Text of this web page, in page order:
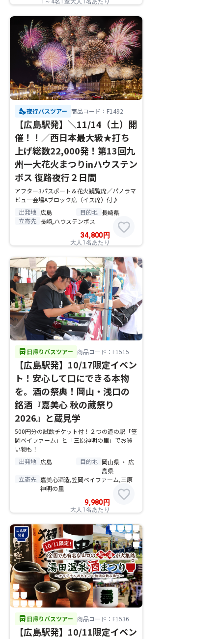
1～4名1室大人1名あたり
nights_stay夜行バスツアー 商品コード：F1492
【広島駅発】＼11/14（土）開
催！！／西日本最大級★打ち
上げ総数22,000発！第13回九
州一大花火まつりinハウステン
ボス 復路夜行２日間
アフター3パスポート＆花火観覧席／パノラマ
ビュー会場Aブロック席（イス席）付♪
出発地 広島 目的地 長崎県
立寄先 長崎,ハウステンボス
34,800 円
大人1名あたり
favorite
directions_bus 日帰りバスツアー 商品コード：F1515
【広島駅発】10/17限定イベン
ト！安心して口にできる本物
を。酒の祭典！岡山・浅口の
銘酒『嘉美心 秋の蔵祭り
2026』と蔵見学
500円分の試飲チケット付！２つの道の駅「笠
岡ベイファーム」と「三原神明の里」でお買
い物も！
出発地 広島 目的地 岡山県 ・ 広
島県
立寄先 嘉美心酒造,笠岡ベイファーム,三原
神明の里
9,980 円
大人1名あたり
favorite
directions_bus 日帰りバスツアー 商品コード：F1536
【広島駅発】10/11限定イベン